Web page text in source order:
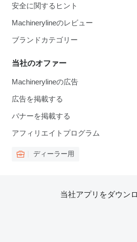
安全に関するヒント
Machinerylineのレビュー
ブランドカテゴリー
当社のオファー
Machinerylineの広告
広告を掲載する
バナーを掲載する
アフィリエイトプログラム
ディーラー用
当社アプリをダウン